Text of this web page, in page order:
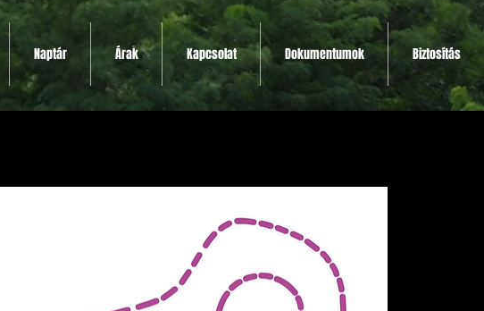
Naptár Árak Kapcsolat Dokumentumok Biztosítás